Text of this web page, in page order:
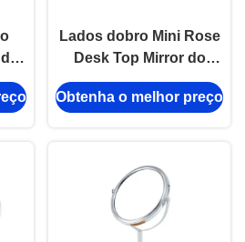
Lados dobro Mini Rose
Desk Top Mirror do
espelho cosmético
Rotatable redondo da
Obtenha o melhor preço